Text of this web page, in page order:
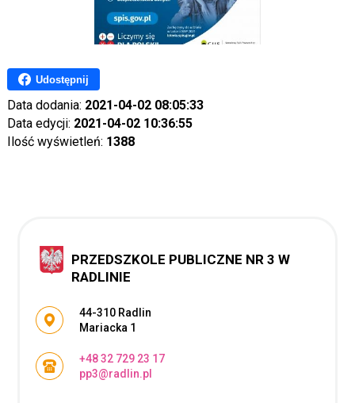
Udostępnij
Data dodania: 2021-04-02 08:05:33
Data edycji: 2021-04-02 10:36:55
Ilość wyświetleń: 1388
PRZEDSZKOLE PUBLICZNE NR 3 W
RADLINIE
Adres pocztowy:
44-310 Radlin
Mariacka 1
+48 32 729 23 17
pp3@radlin.pl